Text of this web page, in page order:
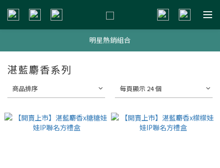
新會員贈$200購物金
新會員贈$200購物金
明星熱銷組合
湛藍麝香系列
商品排序 每頁顯示 24 個